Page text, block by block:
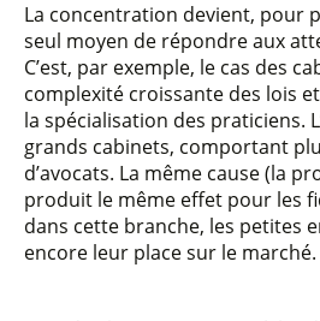
La concentration devient, pour
seul moyen de répondre aux
C’est, par exemple, le cas des
complexité croissante des lois
la spécialisation des praticiens.
grands cabinets, comportant
d’avocats. La même cause (la
produit le même effet pour les
dans cette branche, les petites
encore leur place sur le marché.